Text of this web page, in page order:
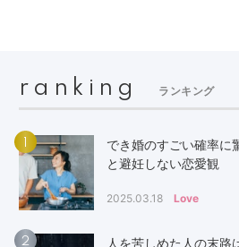
ranking ランキング
でき婚のすごい確率に
と避妊しない恋愛観
2025.03.18 Love
2
人を苦しめた人の末路